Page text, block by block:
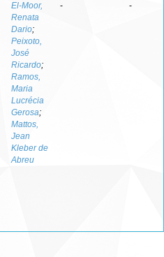
El-Moor,
Renata
Dario;
Peixoto,
José
Ricardo;
Ramos,
Maria
Lucrécia
Gerosa;
Mattos,
Jean
Kleber de
Abreu
- -